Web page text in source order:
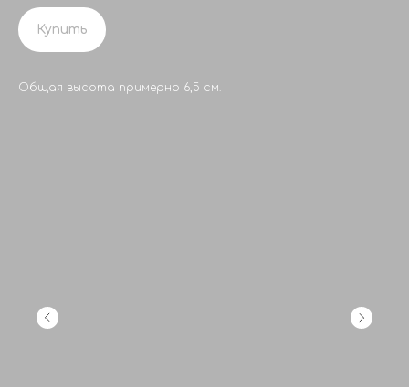
Купить
Общая высота примерно 6,5 см.